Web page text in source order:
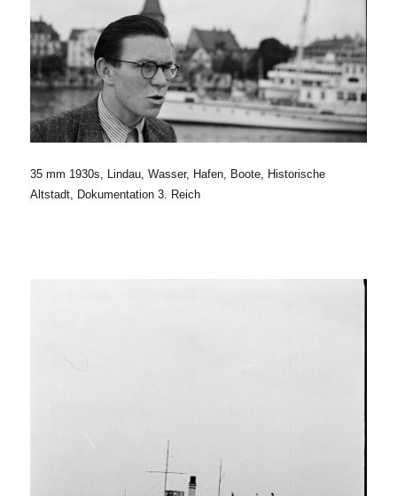
35 mm 1930s, Lindau, Wasser, Hafen, Boote, Historische
Altstadt, Dokumentation 3. Reich